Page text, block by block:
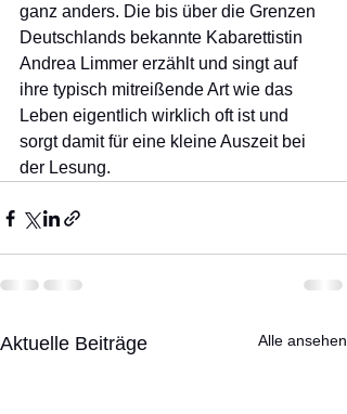
ganz anders. Die bis über die Grenzen
Deutschlands bekannte Kabarettistin
Andrea Limmer erzählt und singt auf
ihre typisch mitreißende Art wie das
Leben eigentlich wirklich oft ist und
sorgt damit für eine kleine Auszeit bei
der Lesung.
Aktuelle Beiträge Alle ansehen